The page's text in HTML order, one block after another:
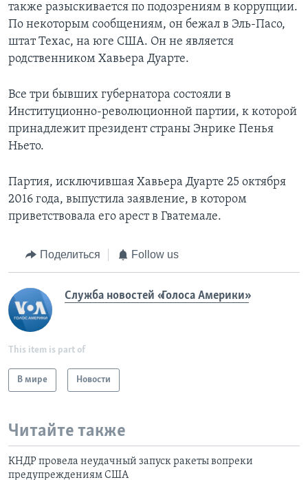
также разыскивается по подозрениям в коррупции.
По некоторым сообщениям, он бежал в Эль-Пасо,
штат Техас, на юге США. Он не является
родственником Хавьера Дуарте.
Все три бывших губернатора состояли в
Институционно-революционной партии, к которой
принадлежит президент страны Энрике Пенья
Ньето.
Партия, исключившая Хавьера Дуарте 25 октября
2016 года, выпустила заявление, в котором
приветствовала его арест в Гватемале.
Поделиться Follow us
Служба новостей «Голоса Америки»
This item is part of
В мире Новости
Читайте также
КНДР провела неудачный запуск ракеты вопреки
предупреждениям США